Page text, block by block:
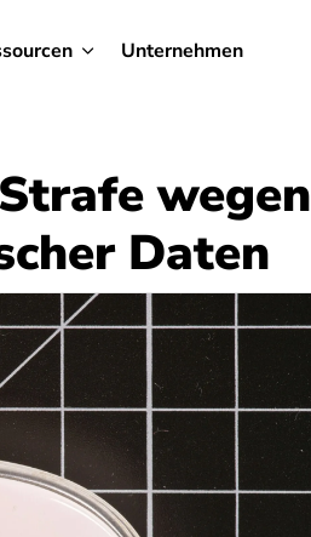
Unternehmen
wegen
Daten